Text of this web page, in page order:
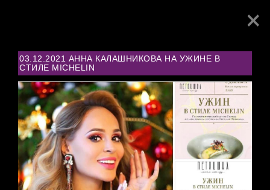
×
03.12.2021 АННА КАЛАШНИКОВА НА УЖИНЕ В
СТИЛЕ MICHELIN